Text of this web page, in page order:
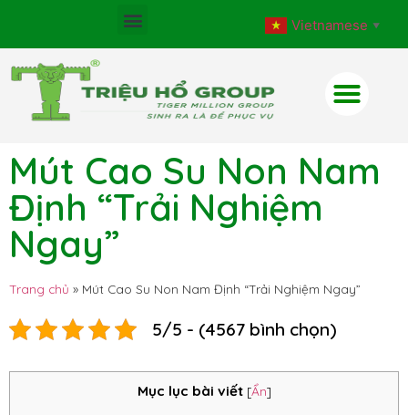
Vietnamese ▼
Mút Cao Su Non Nam
Định “Trải Nghiệm
Ngay”
Trang chủ » Mút Cao Su Non Nam Định “Trải Nghiệm Ngay”
5/5 - (4567 bình chọn)
Mục lục bài viết [Ẩn]